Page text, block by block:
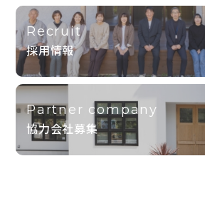
Recruit
採用情報
Partner company
協力会社募集